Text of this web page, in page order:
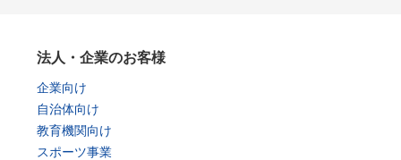
法人・企業のお客様
企業向け
自治体向け
教育機関向け
スポーツ事業